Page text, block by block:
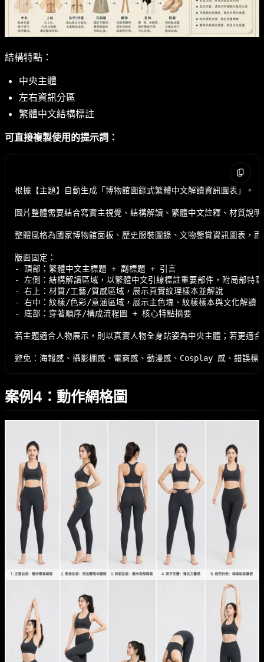
結構特點：
中央主體
左右資訊分區
繁體中文結構標註
可直接複製使用的提示詞：
根據【主題】自動生成「博物館圖錄式繁體中文解讀資訊圖表」。
圖片整體需要結合寫實主視覺、結構解讀、繁體中文註釋、材質說
整體風格為國家博物館面板、歷史服裝圖錄、文物鑒賞資訊圖表，
版面固定：
- 頂部：繁體中文主標題 + 副標題 + 引言
- 左側：結構解讀區域，以繁體中文引線標註重要部件，附局部特寫
- 右上：材質/工藝/質感區域，展示真實紋理樣本並解說
- 右中：紋樣/色彩/意涵區域，展示主色塊、紋樣樣本與文化解讀
- 底部：穿著順序/構成流程圖 + 核心特點摘要
若主題適合人物展示，則以真實人物全身站姿為中央主體；若更適
案例4：動作網格圖